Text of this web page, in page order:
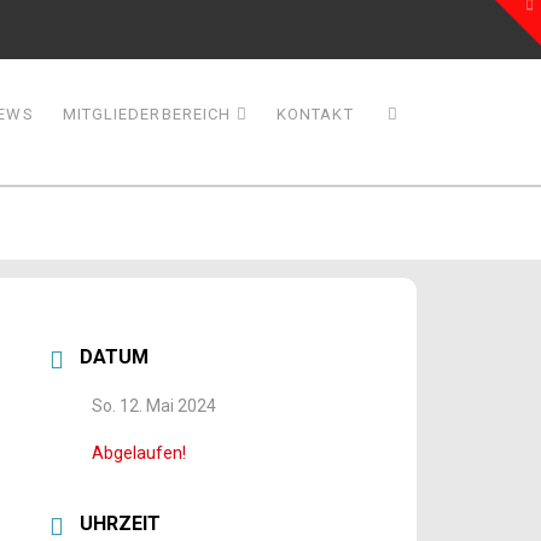
MITGLIEDERBEREICH KONTAKT
DATUM
So. 12. Mai 2024
Abgelaufen!
UHRZEIT